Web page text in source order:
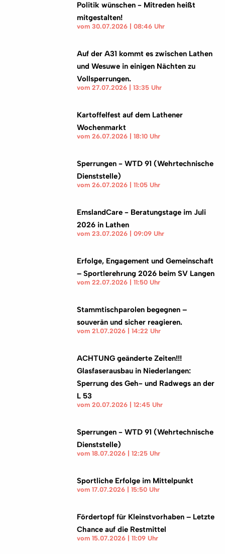
Politik wünschen - Mitreden heißt
mitgestalten!
vom 30.07.2026 | 08:46 Uhr
Auf der A31 kommt es zwischen Lathen
und Wesuwe in einigen Nächten zu
Vollsperrungen.
vom 27.07.2026 | 13:35 Uhr
Kartoffelfest auf dem Lathener
Wochenmarkt
vom 26.07.2026 | 18:10 Uhr
Sperrungen - WTD 91 (Wehrtechnische
Dienststelle)
vom 26.07.2026 | 11:05 Uhr
EmslandCare - Beratungstage im Juli
2026 in Lathen
vom 23.07.2026 | 09:09 Uhr
Erfolge, Engagement und Gemeinschaft
– Sportlerehrung 2026 beim SV Langen
vom 22.07.2026 | 11:50 Uhr
Stammtischparolen begegnen –
souverän und sicher reagieren.
vom 21.07.2026 | 14:22 Uhr
ACHTUNG geänderte Zeiten!!!
Glasfaserausbau in Niederlangen:
Sperrung des Geh- und Radwegs an der
L 53
vom 20.07.2026 | 12:45 Uhr
Sperrungen - WTD 91 (Wehrtechnische
Dienststelle)
vom 18.07.2026 | 12:25 Uhr
Sportliche Erfolge im Mittelpunkt
vom 17.07.2026 | 15:50 Uhr
Fördertopf für Kleinstvorhaben – Letzte
Chance auf die Restmittel
vom 15.07.2026 | 11:09 Uhr